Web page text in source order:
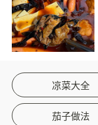
凉菜大全
茄子做法